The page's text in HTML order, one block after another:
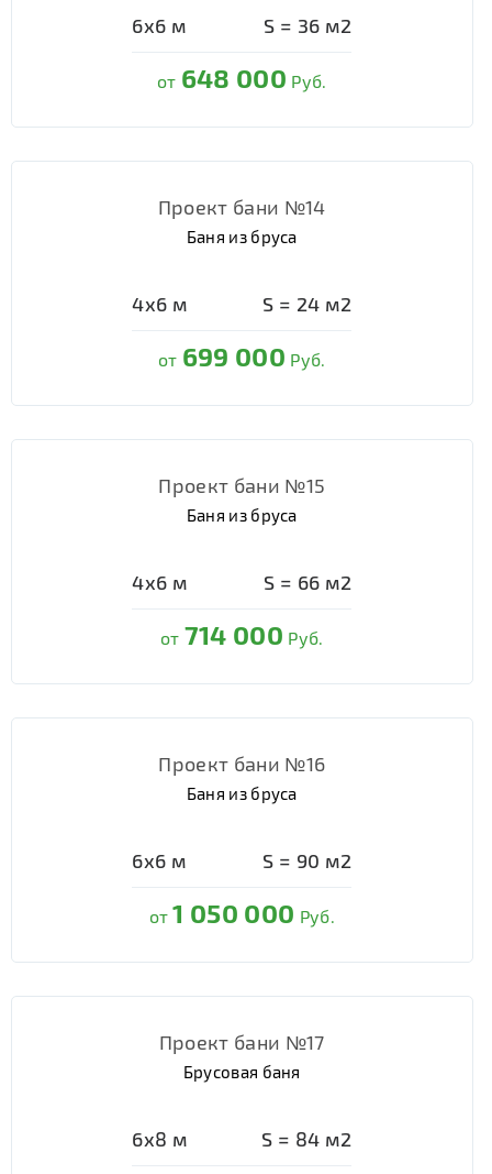
6х6 м S = 36 м2
от 648 000 Руб.
Проект бани №14
Баня из бруса
4х6 м S = 24 м2
от 699 000 Руб.
Проект бани №15
Баня из бруса
4х6 м S = 66 м2
от 714 000 Руб.
Проект бани №16
Баня из бруса
6х6 м S = 90 м2
от1 050 000 Руб.
Проект бани №17
Брусовая баня
6х8 м S = 84 м2